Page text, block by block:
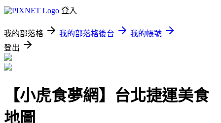
登入
我的部落格 我的部落格後台
我的帳號
登出
【小虎食夢網】台北捷運美食
地圖